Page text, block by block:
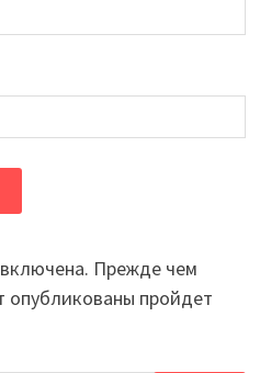
Прежде чем
пройдет